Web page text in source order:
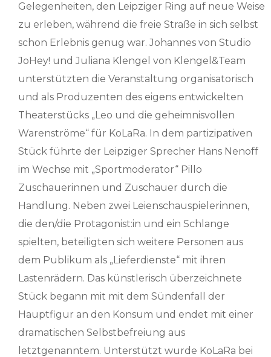
Gelegenheiten, den Leipziger Ring auf neue Weise
zu erleben, während die freie Straße in sich selbst
schon Erlebnis genug war. Johannes von Studio
JoHey! und Juliana Klengel von Klengel&Team
unterstützten die Veranstaltung organisatorisch
und als Produzenten des eigens entwickelten
Theaterstücks „Leo und die geheimnisvollen
Warenströme“ für KoLaRa. In dem partizipativen
Stück führte der Leipziger Sprecher Hans Nenoff
im Wechse mit „Sportmoderator“ Pillo
Zuschauerinnen und Zuschauer durch die
Handlung. Neben zwei Leienschauspielerinnen,
die den/die Protagonist:in und ein Schlange
spielten, beteiligten sich weitere Personen aus
dem Publikum als „Lieferdienste“ mit ihren
Lastenrädern. Das künstlerisch überzeichnete
Stück begann mit mit dem Sündenfall der
Hauptfigur an den Konsum und endet mit einer
dramatischen Selbstbefreiung aus
letztgenanntem. Unterstützt wurde KoLaRa bei